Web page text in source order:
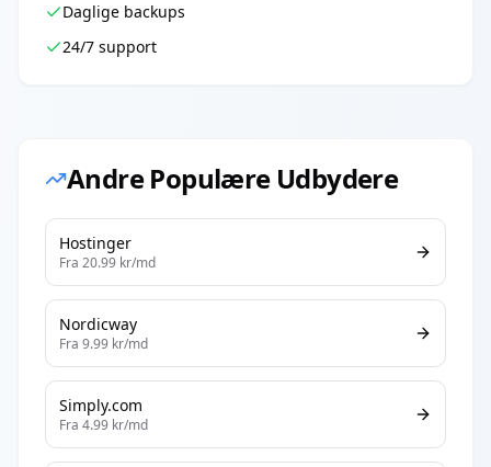
Daglige backups
24/7 support
Andre Populære Udbydere
Hostinger
Fra 20.99 kr/md
Nordicway
Fra 9.99 kr/md
Simply.com
Fra 4.99 kr/md